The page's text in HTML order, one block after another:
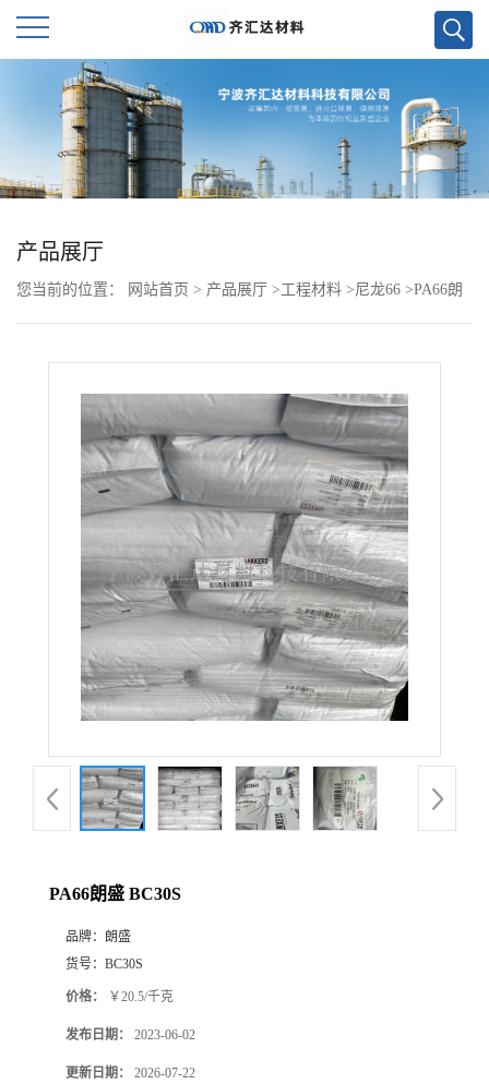
首
页
公
品
厅
产品展厅
您当前的位置： 网站首页 > 产品展厅 >工程材料 >尼龙66 >PA66朗
PA66朗盛 BC30S
品牌：
朗盛
货号： BC30S
价格： ￥20.5/千克
发布日期： 2023-06-02
更新日期： 2026-07-22